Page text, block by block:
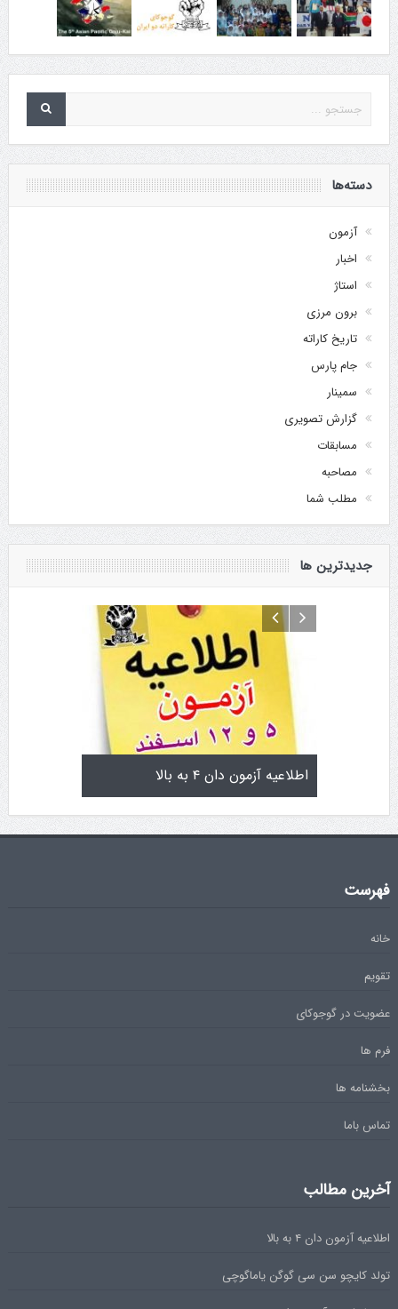
دسته‌ها
آزمون
اخبار
استاژ
برون مرزی
تاریخ کاراته
جام پارس
سمینار
گزارش تصویری
مسابقات
مصاحبه
مطلب شما
جدیدترین ها
اطلاعیه آزمون دان ۴ به بالا کایچو سن سی گوگن یاماگوچی
فهرست
خانه
تقویم
عضویت در گوجوکای
فرم ها
بخشنامه ها
تماس باما
آخرین مطالب
اطلاعیه آزمون دان ۴ به بالا
تولد کایچو سن سی گوگن یاماگوچی